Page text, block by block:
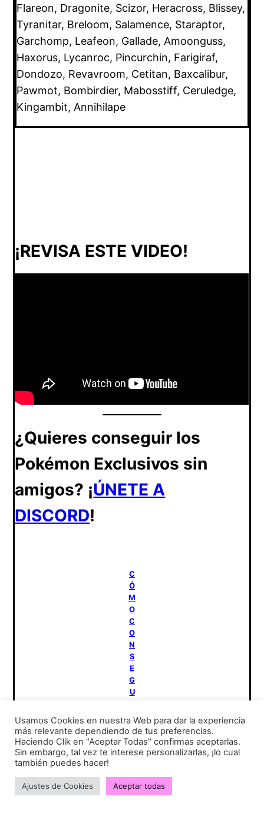
Flareon, Dragonite, Scizor, Heracross, Blissey,
Tyranitar, Breloom, Salamence, Staraptor,
Garchomp, Leafeon, Gallade, Amoonguss,
Haxorus, Lycanroc, Pincurchin, Farigiraf,
Dondozo, Revavroom, Cetitan, Baxcalibur,
Pawmot, Bombirdier, Mabosstiff, Ceruledge,
Kingambit, Annihilape
¡REVISA ESTE VIDEO!
¿Quieres conseguir los
Pokémon Exclusivos sin
amigos? ¡ÚNETE A
DISCORD!
C
Ó
M
O
C
O
N
S
E
G
U
R
T
O
D
L
O
Usamos Cookies en nuestra Web para dar la experiencia
más relevante dependiendo de tus preferencias.
Haciendo Clik en "Aceptar Todas" confirmas aceptarlas.
Sin embargo, tal vez te interese personalizarlas, ¡lo cual
también puedes hacer!
Ajustes de Cookies Aceptar todas